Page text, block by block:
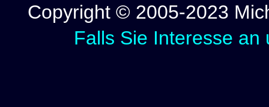
Copyright © 2005-2023
Falls Sie Interesse